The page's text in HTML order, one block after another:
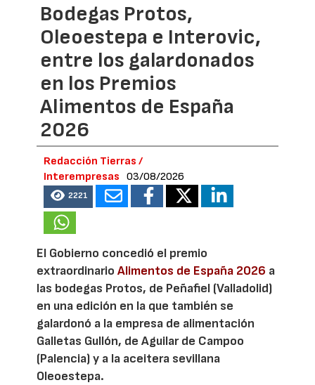
Bodegas Protos,
Oleoestepa e Interovic,
entre los galardonados
en los Premios
Alimentos de España
2026
Redacción Tierras /
Interempresas
03/08/2026
2221
El Gobierno concedió el premio
extraordinarioAlimentos de España 2026 a
las bodegas Protos, de Peñafiel (Valladolid)
en una edición en la que también se
galardonó a la empresa de alimentación
Galletas Gullón, de Aguilar de Campoo
(Palencia) y a la aceitera sevillana
Oleoestepa.